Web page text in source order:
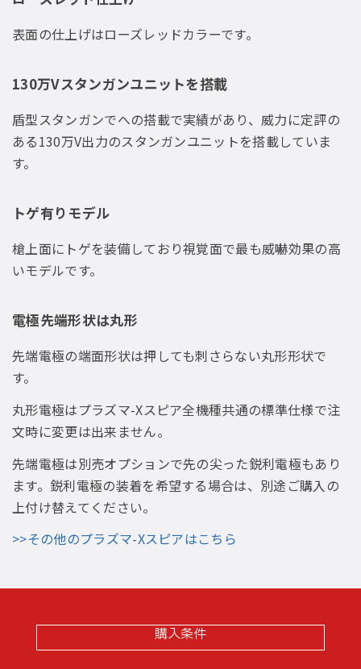
表面の仕上げはローズレッドカラーです。
130万Vスタンガンユニットを搭載
盾型スタンガンでへの搭載で実績があり、威力に定評の
ある130万V出力のスタンガンユニットを搭載していま
す。
トゲ有りモデル
槍上面にトゲを装備しており視覚面で最も威嚇効果の高
いモデルです。
電極先端形状は丸形
先端電極の端面形状は押しても刺さらない丸形形状で
す。
丸形電極はプラズマ-Xスピア全機種共通の標準仕様で注
文時に変更は出来ません。
先端電極は別売オプションで先の尖った鋭利電極もあり
ます。鋭利電極の装着を希望する場合は、別途ご購入の
上付け替えてください。
>>その他のプラズマ-Xスピアはこちら
購入条件